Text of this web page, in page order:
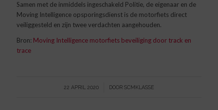
Samen met de inmiddels ingeschakeld Politie, de eigenaar en de
Moving Intelligence opsporingsdienst is de motorfiets direct
veiliggesteld en zijn twee verdachten aangehouden.
Bron: Moving Intelligence motorfiets beveiliging door track en
trace
22 APRIL 2020
/ DOOR SCMKLASSE